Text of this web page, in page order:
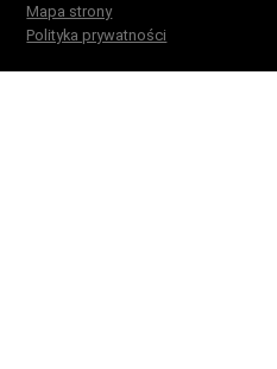
Mapa strony
Polityka prywatności